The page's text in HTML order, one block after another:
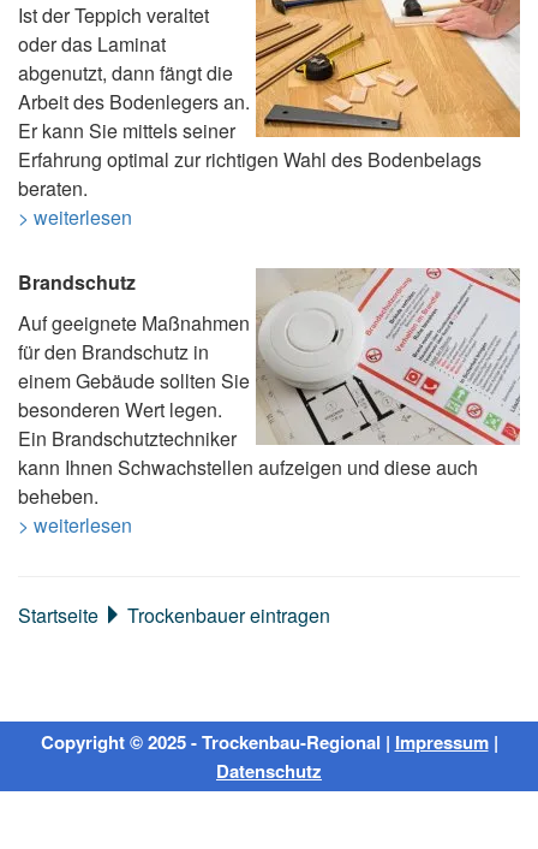
Ist der Teppich veraltet
oder das Laminat
abgenutzt, dann fängt die
Arbeit des Bodenlegers an.
Er kann Sie mittels seiner
Erfahrung optimal zur richtigen Wahl des Bodenbelags
beraten.
> weiterlesen
Brandschutz
Auf geeignete Maßnahmen
für den Brandschutz in
einem Gebäude sollten Sie
besonderen Wert legen.
Ein Brandschutztechniker
kann Ihnen Schwachstellen aufzeigen und diese auch
beheben.
> weiterlesen
Startseite Trockenbauer eintragen
Copyright © 2025 - Trockenbau-Regional | Impressum|
Datenschutz